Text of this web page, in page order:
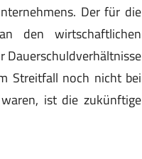
Der für die
den wirtschaftlichen
Dauerschuldverhältnisse
Streitfall noch nicht bei
ist die zukünftige